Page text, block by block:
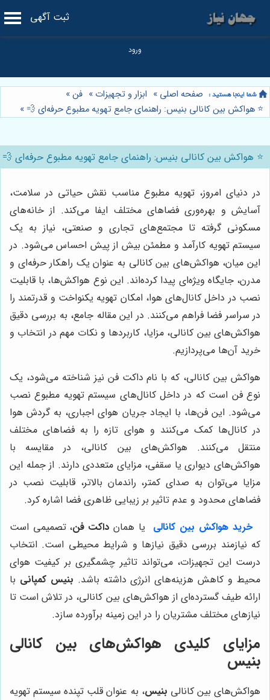
ثبت آگهی
صفحه اصلی » ابزار و تجهیزات » فن»
⭐️ هواکش بین کانالی بنیس: راهنمای جامع تهویه مطبوع حرفه‌ای 💨 »
⭐️ هواکش بین کانالی بنیس: راهنمای جامع تهویه مطبوع حرفه‌ای 💨
در دنیای امروز، تهویه مطبوع مناسب نقش حیاتی در سلامت،
آسایش و بهره‌وری فضاهای مختلف ایفا می‌کند. از خانه‌های
مسکونی گرفته تا مجتمع‌های تجاری و صنعتی، نیاز به یک
سیستم تهویه کارآمد و مطمئن بیش از پیش احساس می‌شود. در
این میان، هواکش‌های بین کانالی به عنوان یک راهکار حرفه‌ای و
مدرن، جایگاه ویژه‌ای پیدا کرده‌اند. این نوع هواکش‌ها، با قابلیت
نصب در داخل کانال‌های هوا، امکان تهویه یکنواخت و قدرتمند را
در سراسر فضا فراهم می‌کنند. در این مقاله جامع، به بررسی دقیق
هواکش‌های بین کانالی، مزایا، کاربردها و نکات مهم در انتخاب و
خرید آن‌ها می‌پردازیم.
هواکش بین کانالی، که با نام داکت فن نیز شناخته می‌شود، یک
نوع فن است که در داخل کانال‌های سیستم تهویه مطبوع نصب
می‌شود. این فن‌ها، با ایجاد جریان هوای اجباری، به گردش هوا
در کانال‌ها کمک می‌کنند و هوای تازه را به فضاهای مختلف
منتقل می‌کنند. هواکش‌های بین کانالی، در مقایسه با
هواکش‌های دیواری یا سقفی، مزایای متعددی دارند. از جمله این
مزایا می‌توان به صدای کمتر، راندمان بالاتر، قابلیت نصب در
فضاهای محدود و عدم تاثیر بر زیبایی ظاهری فضا اشاره کرد.
خرید هواکش بین کانالی یا همان داکت فن، تصمیمی است
که نیازمند بررسی دقیق نیازها و شرایط محیطی است. انتخاب
درست این تجهیزات، می‌تواند تاثیر چشمگیری بر کیفیت هوای
محیط و کاهش هزینه‌های انرژی داشته باشد. بنیس کمپانی با
ارائه طیف گسترده‌ای از هواکش‌های بین کانالی، در تلاش است تا
نیازهای مختلف مشتریان را در این زمینه برآورده سازد.
مزایای کلیدی هواکش‌های بین کانالی
بنیس
هواکش‌های بین کانالی بنیس، به عنوان قلب تپنده سیستم تهویه